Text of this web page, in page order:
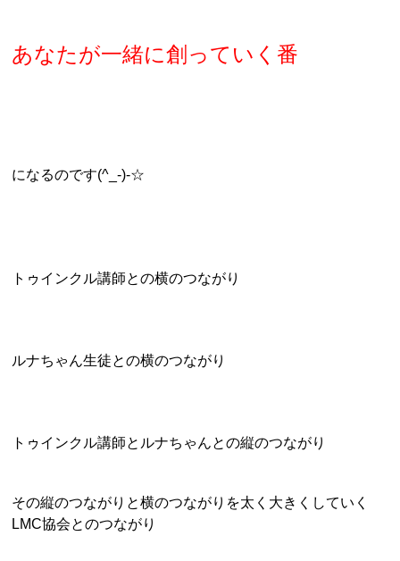
あなたが一緒に創っていく番
になるのです(^_-)-☆
トゥインクル講師との横のつながり
ルナちゃん生徒との横のつながり
トゥインクル講師とルナちゃんとの縦のつながり
その縦のつながりと横のつながりを太く大きくしていく
LMC協会とのつながり